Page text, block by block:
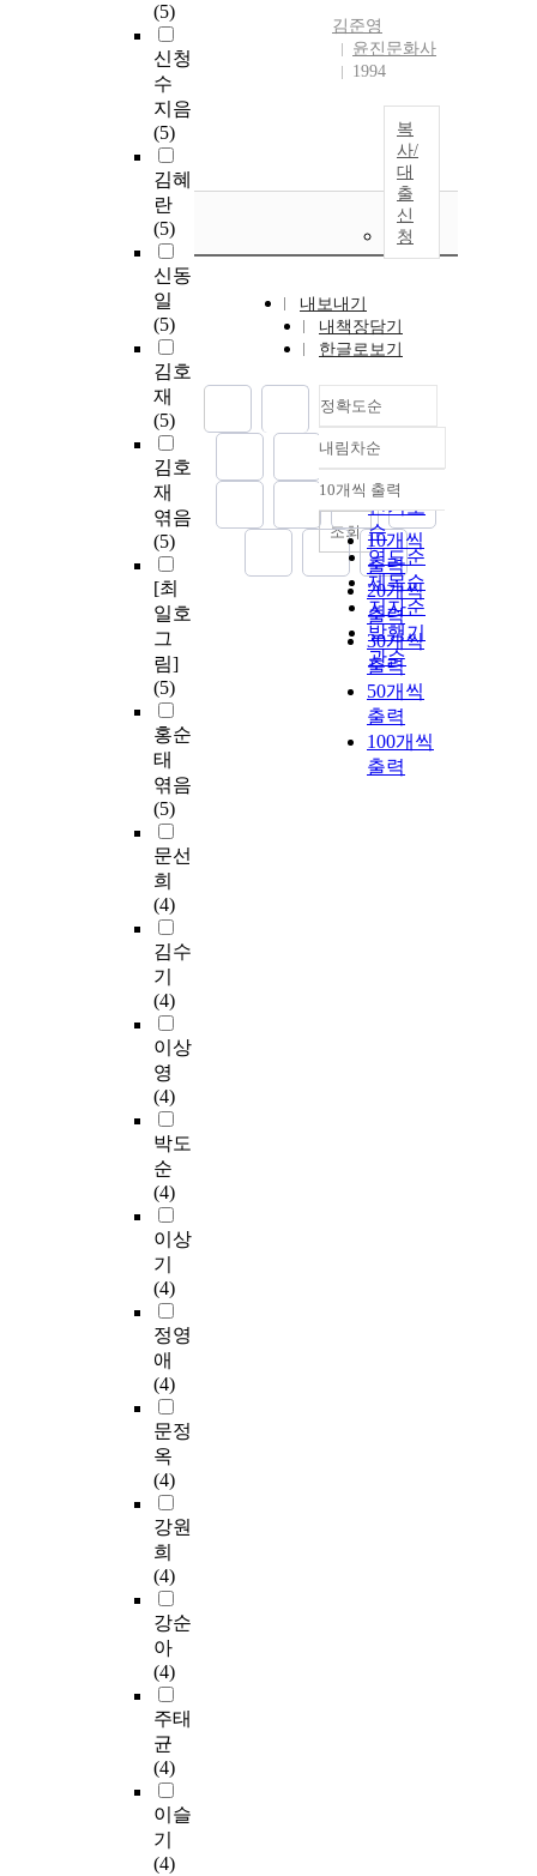
(5)
신청
수
지음
(5)
김혜
란
(5)
신동
일
(5)
김호
재
(5)
김호
재
엮음
(5)
[최
일호
그
림]
(5)
홍순
태
엮음
(5)
문선
희
(4)
김수
기
(4)
이상
영
(4)
박도
순
(4)
이상
기
(4)
정영
애
(4)
문정
옥
(4)
강원
희
(4)
강순
아
(4)
주태
균
(4)
이슬
기
(4)
김준영
윤진문화사
1994
복
사/
대
출
신
청
내보내기
내책장담기
한글로보기
정확도순
정확도
순
인기도
순
연도순
제목순
저자순
발행기
관순
내림차순
내림차순
10개씩 출력
10개씩
출력
20개씩
출력
30개씩
출력
50개씩
출력
100개씩
출력
조회